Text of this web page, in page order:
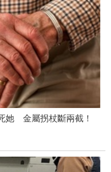
她 金屬拐杖斷兩截！